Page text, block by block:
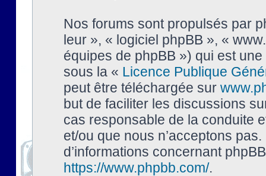
Nos forums sont propulsés par
leur », « logiciel phpBB », «
équipes de phpBB ») qui est
sous la « Licence Publique
peut être téléchargée sur
but de faciliter les discussions
cas responsable de la conduite
et/ou que nous n’acceptons
d’informations concernant
https://www.phpbb.com/.